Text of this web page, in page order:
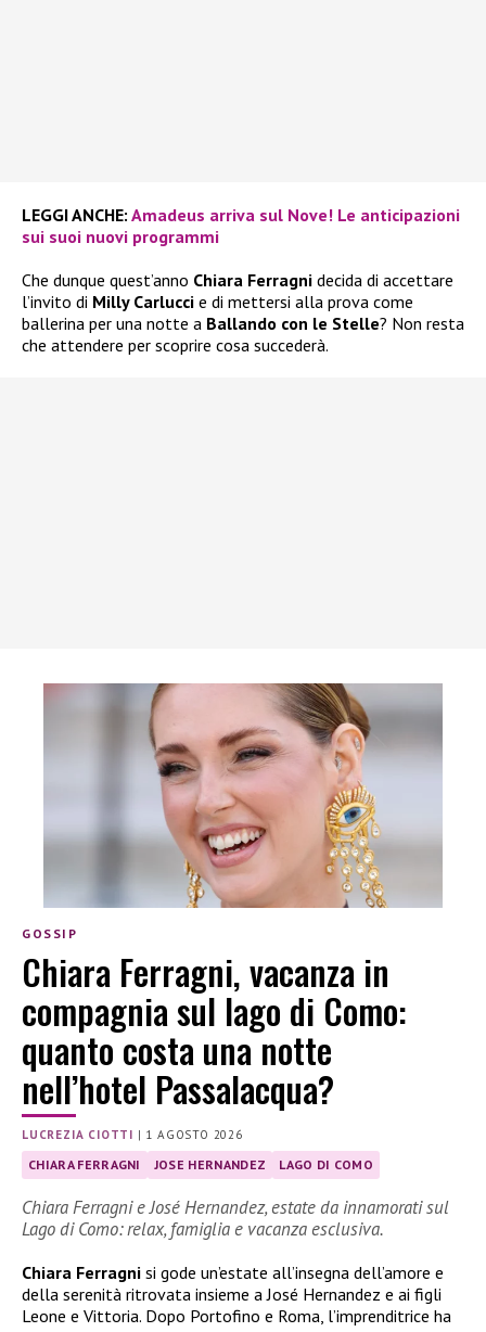
LEGGI ANCHE: Amadeus arriva sul Nove! Le anticipazioni
sui suoi nuovi programmi
Che dunque quest’anno Chiara Ferragni decida di accettare
l’invito di Milly Carlucci e di mettersi alla prova come
ballerina per una notte a Ballando con le Stelle? Non resta
che attendere per scoprire cosa succederà.
GOSSIP
Chiara Ferragni, vacanza in
compagnia sul lago di Como:
quanto costa una notte
nell’hotel Passalacqua?
LUCREZIA CIOTTI | 1 AGOSTO 2026
CHIARA FERRAGNI JOSE HERNANDEZ LAGO DI COMO
Chiara Ferragni e José Hernandez, estate da innamorati sul
Lago di Como: relax, famiglia e vacanza esclusiva.
Chiara Ferragni si gode un’estate all’insegna dell’amore e
della serenità ritrovata insieme a José Hernandez e ai figli
Leone e Vittoria. Dopo Portofino e Roma, l’imprenditrice ha